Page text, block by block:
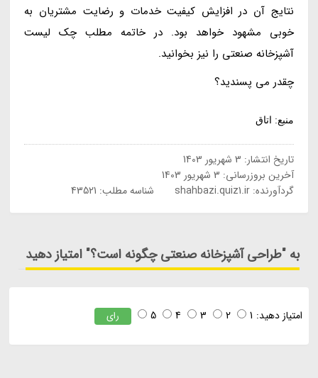
نتایج آن در افزایش کیفیت خدمات و رضایت مشتریان به
خوبی مشهود خواهد بود. در خاتمه مطلب چک لیست
آشپزخانه صنعتی را نیز بخوانید.
چقدر می پسندید؟
منبع: اتاق
تاریخ انتشار: 3 شهریور 1403
آخرین بروزرسانی: 3 شهریور 1403
گردآورنده:shahbazi.quiz1.ir شناسه مطلب: 43521
به "طراحی آشپزخانه صنعتی چگونه است؟" امتیاز دهید
امتیاز دهید: 1
2
3
4
5 رای